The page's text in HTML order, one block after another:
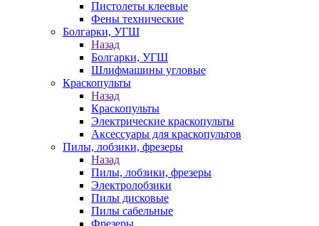
Пистолеты клеевые
Фены технические
Болгарки, УГШ
Назад
Болгарки, УГШ
Шлифмашины угловые
Краскопульты
Назад
Краскопульты
Электрические краскопульты
Аксессуары для краскопультов
Пилы, лобзики, фрезеры
Назад
Пилы, лобзики, фрезеры
Электролобзики
Пилы дисковые
Пилы сабельные
Фрезеры